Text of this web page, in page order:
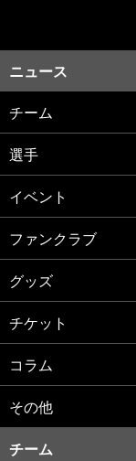
ニュース
チーム
選手
イベント
ファンクラブ
グッズ
チケット
コラム
その他
チーム